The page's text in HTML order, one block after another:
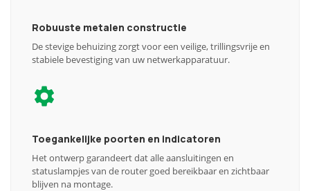
Robuuste metalen constructie
De stevige behuizing zorgt voor een veilige, trillingsvrije en
stabiele bevestiging van uw netwerkapparatuur.
Toegankelijke poorten en indicatoren
Het ontwerp garandeert dat alle aansluitingen en
statuslampjes van de router goed bereikbaar en zichtbaar
blijven na montage.